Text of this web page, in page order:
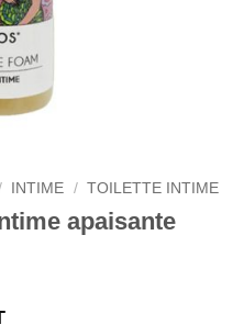
INTIME / TOILETTE INTIME
apaisante
Le